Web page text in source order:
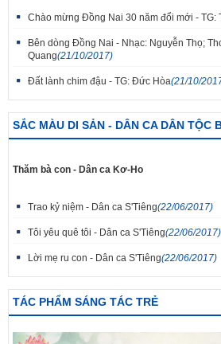
Chào mừng Đồng Nai 30 năm đổi mới - TG:
Bên dòng Đồng Nai - Nhạc: Nguyễn Thọ;
Quang(21/10/2017)
Đất lành chim đậu - TG: Đức Hòa(21/10/
SẮC MÀU DI SẢN - DÂN CA DÂN TỘC
Thăm bà con - Dân ca Kơ-Ho
Trao kỷ niệm - Dân ca S'Tiêng(22/06/2017)
Tôi yêu quê tôi - Dân ca S'Tiêng(22/06/2017)
Lời mẹ ru con - Dân ca S'Tiêng(22/06/2017)
TÁC PHẨM SÁNG TÁC TRẺ